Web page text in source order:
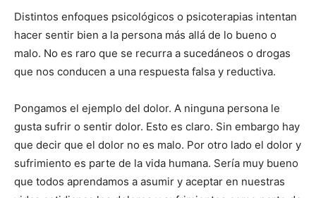
Distintos enfoques psicológicos o psicoterapias intentan
hacer sentir bien a la persona más allá de lo bueno o
malo. No es raro que se recurra a sucedáneos o drogas
que nos conducen a una respuesta falsa y reductiva.
Pongamos el ejemplo del dolor. A ninguna persona le
gusta sufrir o sentir dolor. Esto es claro. Sin embargo hay
que decir que el dolor no es malo. Por otro lado el dolor y
sufrimiento es parte de la vida humana. Sería muy bueno
que todos aprendamos a asumir y aceptar en nuestras